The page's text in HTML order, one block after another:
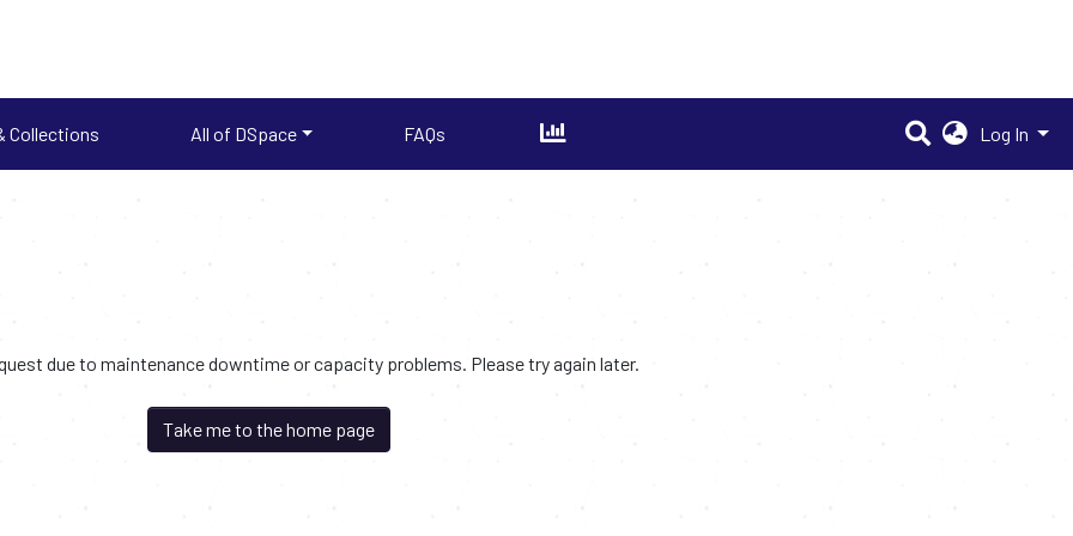
Collections All of DSpace FAQs Log In
due to maintenance downtime or capacity problems. Please try again later.
Take me to the home page